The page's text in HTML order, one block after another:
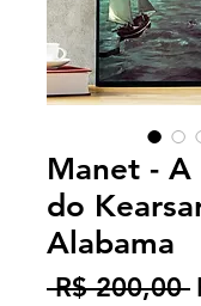
Manet - A
do
Alabama
R$ 200,00